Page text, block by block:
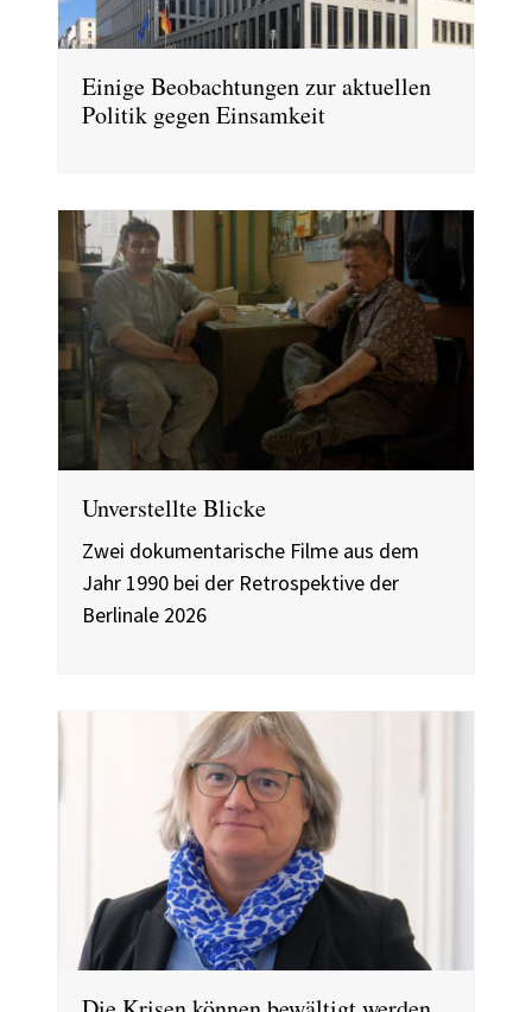
Einige Beobachtungen zur aktuellen
Politik gegen Einsamkeit
Unverstellte Blicke
Zwei dokumentarische Filme aus dem
Jahr 1990 bei der Retrospektive der
Berlinale 2026